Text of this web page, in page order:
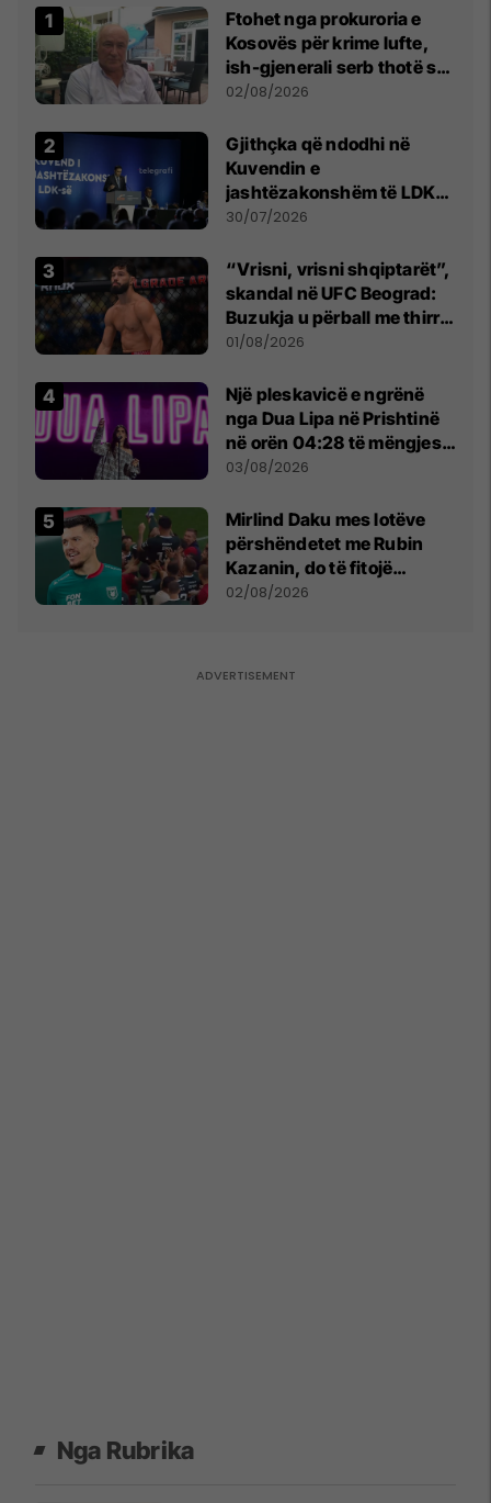
Ftohet nga prokuroria e
Kosovës për krime lufte,
ish-gjenerali serb thotë se
dikush e tradhtoi në
02/08/2026
Gjithçka që ndodhi në
Kuvendin e
jashtëzakonshëm të LDK-
së
30/07/2026
“Vrisni, vrisni shqiptarët”,
skandal në UFC Beograd:
Buzukja u përball me thirrje
anti-shqiptare nga
01/08/2026
Një pleskavicë e ngrënë
nga Dua Lipa në Prishtinë
në orën 04:28 të mëngjesit
- dhe bota digjitale serbe
03/08/2026
Mirlind Daku mes lotëve
përshëndetet me Rubin
Kazanin, do të fitojë
miliona te Spartak Moska
02/08/2026
Nga Rubrika